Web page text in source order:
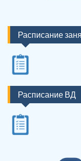
Расписание
Расписание ВД